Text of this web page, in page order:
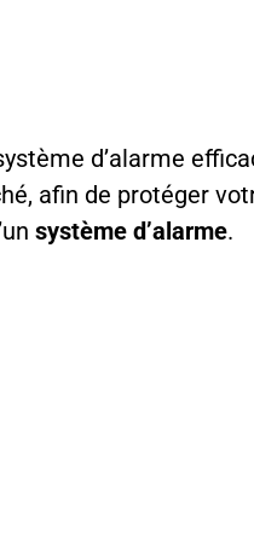
d’alarme
afin de protéger
système d’alarme.